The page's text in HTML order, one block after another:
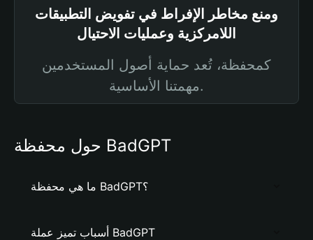
ومنع مخاطر الإفراط في تفويض التطبيقات
اللامركزية وعمليات الاحتيال
كمحفظة، تُعد حماية أصول المستخدمين
مهمتنا الأساسية.
حول محفظة BadGPT
ما هي محفظة BadGPT؟
أسباب تميز عملة BadGPT